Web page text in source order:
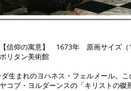
信仰の寓意】 1673年 原画サイズ（
リタン美術館
生まれのヨハネス・フェルメール。
コブ・ヨルダーンスの「キリストの磔